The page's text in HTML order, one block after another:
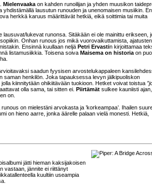
Mielenvaaka on kahden runoilijan ja yhden muusikon
lausutun runouden ja unenomaisen musiikin.
herkkä karuus määrittävät hetkiä, eikä soittimia tai muita
lausuvat/lukevat runonsa. Sitäkään ei ole mainittu erikseen,
Onhan runous jos mikä vuorovaikuttamista, ajatusten
Ensinnä kuullaan neljä Petri Ervastin kirjoittamaa
listamusiikkia. Toisena soiva Maisema on historia on
saadun fyysisen arvostelukappaleen
saman henkilön. Joka tapauksessa levyn jälkipuoliskon
, jolla kiinnitytään ohikiitävään tuokioon. Hetket voivat toistua
olla sama, tai sitten ei. Piirtämät sulkee kauniisti
on.
on mielestäni arvokasta ja ’korkeampaa’. Ihailen
on hieno aarre, jonka äärelle palaan vielä monesti. Hetkiä,
jätti hieman kaksijakoisen
vastaan, jännite ei riittänyt
kuultiin useampia